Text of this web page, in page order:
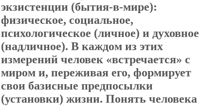
экзистенции (бытия-в-мире):
физическое, социальное,
психологическое (личное) и духовное
(надличное). В каждом из этих
измерений человек «встречается» с
миром и, переживая его, формирует
свои базисные предпосылки
(установки) жизни. Понять человека